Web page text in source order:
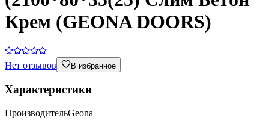
Крем (GEONA DOORS)
Нет отзывов В избранное
Характеристики
ПроизводительGeona